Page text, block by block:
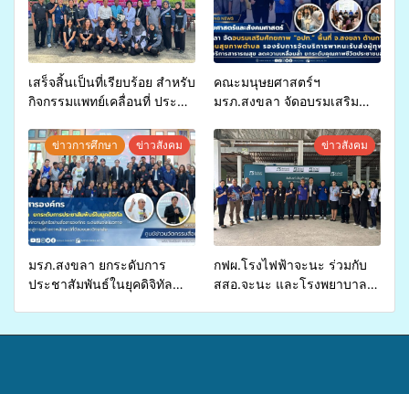
เสร็จสิ้นเป็นที่เรียบร้อย สำหรับ
กิจกรรมแพทย์เคลื่อนที่ ประจำ
สุขภาพแก่ประชาชนในพื้นที่
อำเภอจะนะ
คณะมนุษยศาสตร์ฯ
มรภ.สงขลา จัดอบรมเสริม
จ่ายงบกองทุนสุขภาพตำบล
รองรับการจัดบริการพาหนะรับ
ส่งผู้ทุพพลภาพเพื่อเข้ารับ
บริการสาธารณสุข ลดความ
เหลื่อมล้ำ ยกระดับคุณภาพ
ชีวิตประชาชนอย่างยั่งยืน
ข่าวการศึกษา ข่าวสังคม
มรภ.สงขลา ยกระดับการ
ประชาสัมพันธ์ในยุคดิจิทัล
ข่าวสังคม
กฟผ.โรงไฟฟ้าจะนะ ร่วมกับ
สสอ.จะนะ และโรงพยาบาล